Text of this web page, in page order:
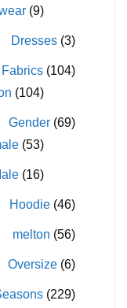
(9)
Dresses (3)
Fabrics (104)
(104)
Gender (69)
(53)
(16)
Hoodie (46)
melton (56)
Oversize (6)
(229)